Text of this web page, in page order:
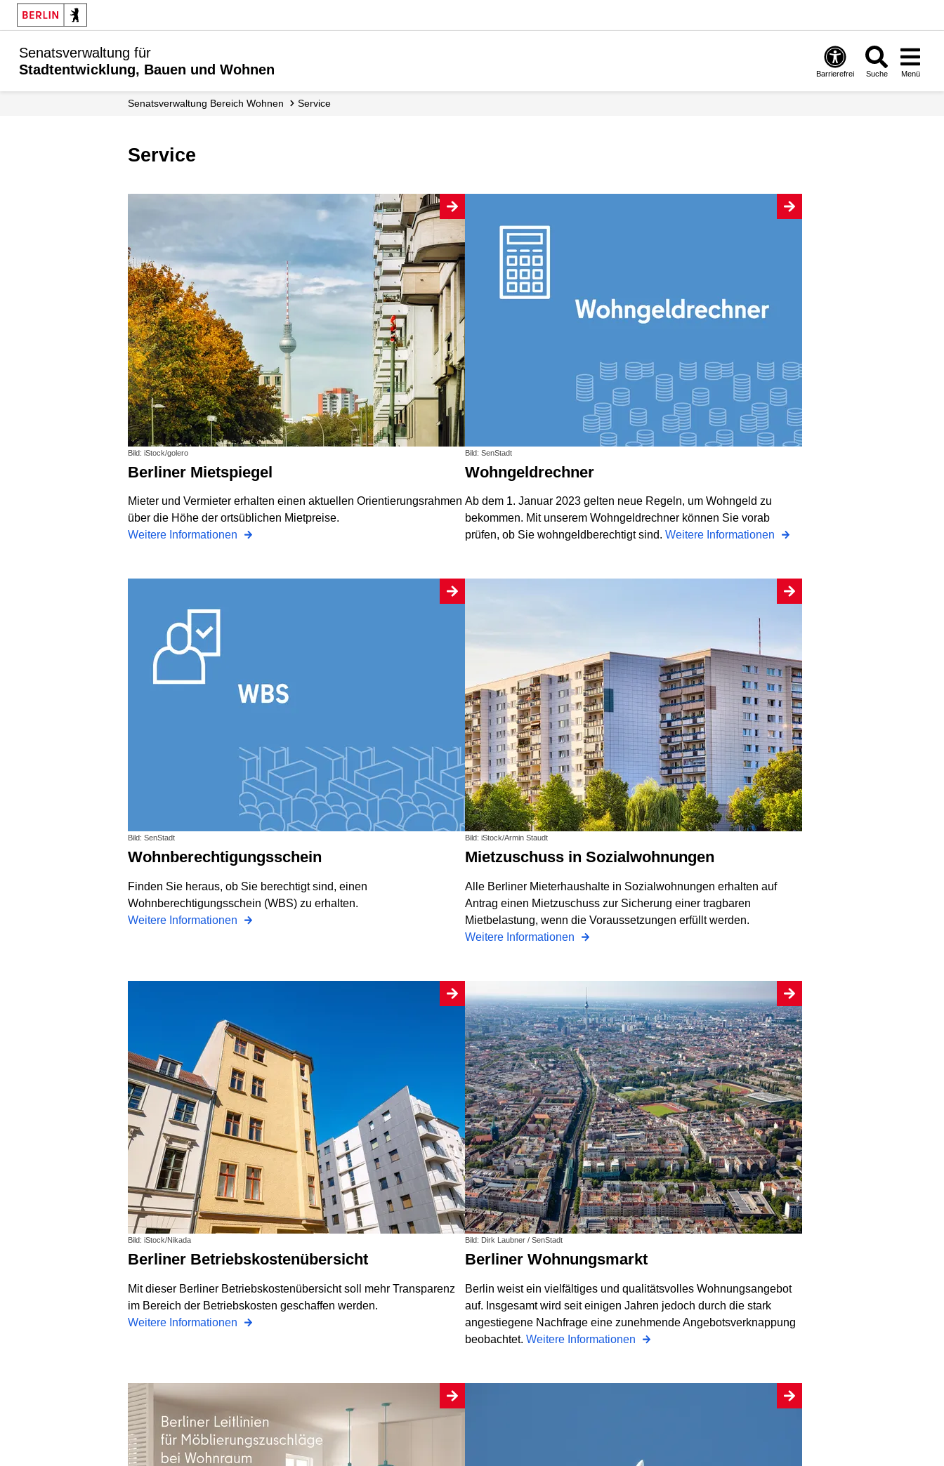
Senatsverwaltung für
Stadtentwicklung, Bauen und Wohnen
Barrierefrei Suche Menü
Senats­verwaltung Bereich Wohnen Service
Service
Bild: iStock/golero
Berliner Mietspiegel
Mieter und Vermieter erhalten einen aktuellen Orientierungsrahmen
über die Höhe der ortsüblichen Mietpreise.
Weitere Informationen
Bild: SenStadt
Wohngeldrechner
Ab dem 1. Januar 2023 gelten neue Regeln, um Wohngeld zu
bekommen. Mit unserem Wohngeldrechner können Sie vorab
prüfen, ob Sie wohngeldberechtigt sind. Weitere Informationen
Bild: SenStadt
Wohnberechtigungsschein
Finden Sie heraus, ob Sie berechtigt sind, einen
Wohnberechtigungs­schein (WBS) zu erhalten.
Weitere Informationen
Bild: iStock/Armin Staudt
Mietzuschuss in Sozialwohnungen
Alle Berliner Mieterhaushalte in Sozialwohnungen erhalten auf
Antrag einen Mietzuschuss zur Sicherung einer tragbaren
Mietbelastung, wenn die Voraussetzungen erfüllt werden.
Weitere Informationen
Bild: iStock/Nikada
Berliner Betriebskostenübersicht
Mit dieser Berliner Betriebskostenübersicht soll mehr Transparenz
im Bereich der Betriebskosten geschaffen werden.
Weitere Informationen
Bild: Dirk Laubner / SenStadt
Berliner Wohnungsmarkt
Berlin weist ein vielfältiges und qualitätsvolles Wohnungsangebot
auf. Insgesamt wird seit einigen Jahren jedoch durch die stark
angestiegene Nachfrage eine zunehmende Angebotsverknappung
beobachtet. Weitere Informationen